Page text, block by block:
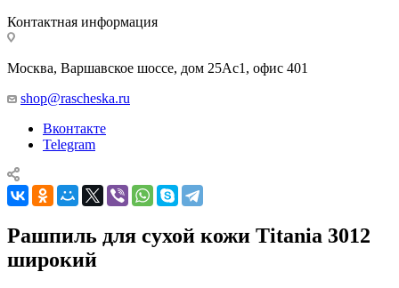
Контактная информация
Москва, Варшавское шоссе, дом 25Аc1, офис 401
shop@rascheska.ru
Вконтакте
Telegram
Рашпиль для сухой кожи Titania 3012
широкий